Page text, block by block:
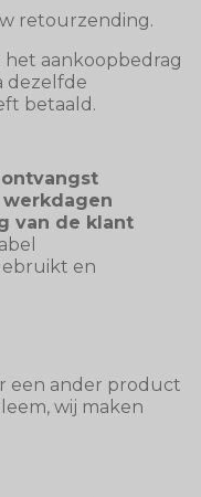
retourzending.
het aankoopbedrag
dezelfde
betaald.
werkdagen
van de klant
en
een ander product
wij maken